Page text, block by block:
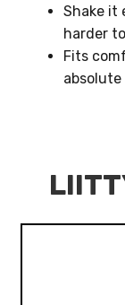
Shake it
harder
Fits